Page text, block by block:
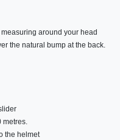
around your head
the natural bump at the back.
metres.
the helmet